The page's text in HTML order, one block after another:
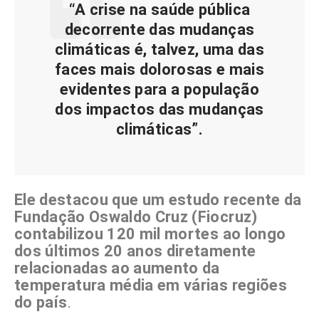
“A crise na saúde pública
decorrente das mudanças
climáticas é, talvez, uma das
faces mais dolorosas e mais
evidentes para a população
dos impactos das mudanças
climáticas”.
Ele destacou que um estudo recente da
Fundação Oswaldo Cruz (Fiocruz)
contabilizou 120 mil mortes ao longo
dos últimos 20 anos diretamente
relacionadas ao aumento da
temperatura média em várias regiões
do país.